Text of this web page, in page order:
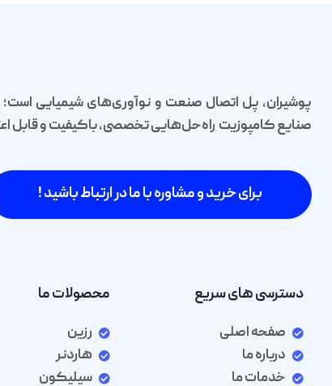
پوشیران، پل اتصال صنعت و نوآوری‌های شیمیایی
صنایع کامپوزیت راه‌حل‌هایی تخصصی، باکیفیت و قابل
برای خرید و مشاوره با ما در ارتباط باشید !
دسترسی های سریع
صفحه اصلی
درباره ما
خدمات ما
محصولات ما
رزین
هاردنر
سیلیکون